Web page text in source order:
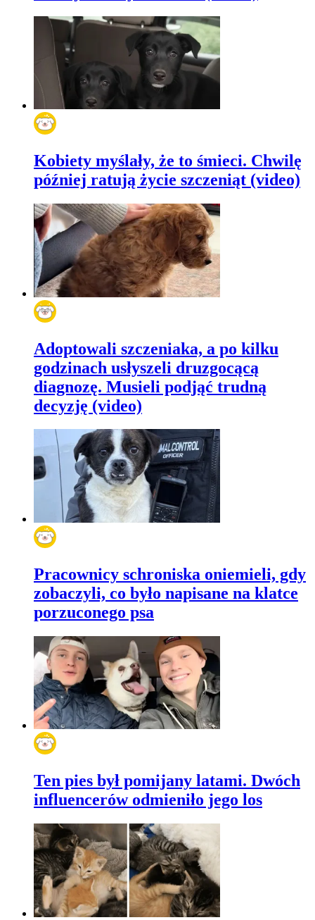
Kobiety myślały, że to śmieci. Chwilę
później ratują życie szczeniąt (video)
Adoptowali szczeniaka, a po kilku
godzinach usłyszeli druzgocącą
diagnozę. Musieli podjąć trudną
decyzję (video)
Pracownicy schroniska oniemieli, gdy
zobaczyli, co było napisane na klatce
porzuconego psa
Ten pies był pomijany latami. Dwóch
influencerów odmieniło jego los